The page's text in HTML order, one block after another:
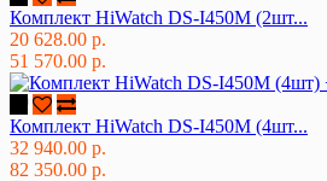
Комплект HiWatch DS-I450M (2шт...
20 628.00 р.
51 570.00 р.
Комплект HiWatch DS-I450M (4шт...
32 940.00 р.
82 350.00 р.